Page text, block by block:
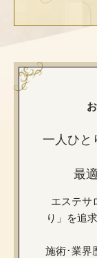
一人ひと
最
エステサ
り」を追
施術･業界